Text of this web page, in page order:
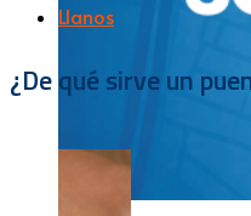
Llanos
¿De qué sirve un